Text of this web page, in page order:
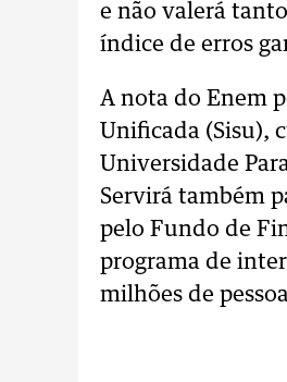
e não valerá
índice de erros
A nota do Enem
Unificada (Sisu),
Universidade
Servirá também
pelo Fundo de
programa de
milhões de